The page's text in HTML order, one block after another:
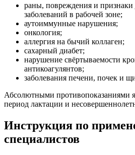
раны, повреждения и признаки
заболеваний в рабочей зоне;
аутоиммунные нарушения;
онкология;
аллергия на бычий коллаген;
сахарный диабет;
нарушение свёртываемости
антикоагулянтов;
заболевания печени, почек и
Абсолютными противопоказаниями
период лактации и
Инструкция по
специалистов